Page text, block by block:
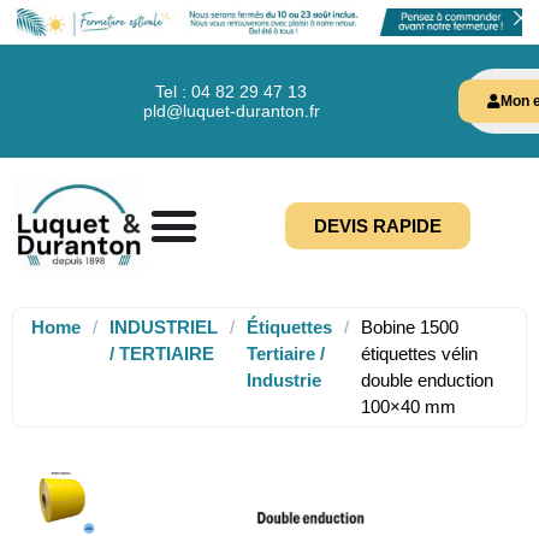
Tel : 04 82 29 47 13
pld@luquet-duranton.fr
Mon
DEVIS RAPIDE
Home /
INDUSTRIEL
/ TERTIAIRE
/
Étiquettes
Tertiaire /
Industrie
/
Bobine 1500
étiquettes vélin
double enduction
100×40 mm